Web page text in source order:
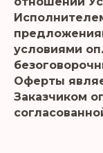
условиями
Оферты
Заказчиком